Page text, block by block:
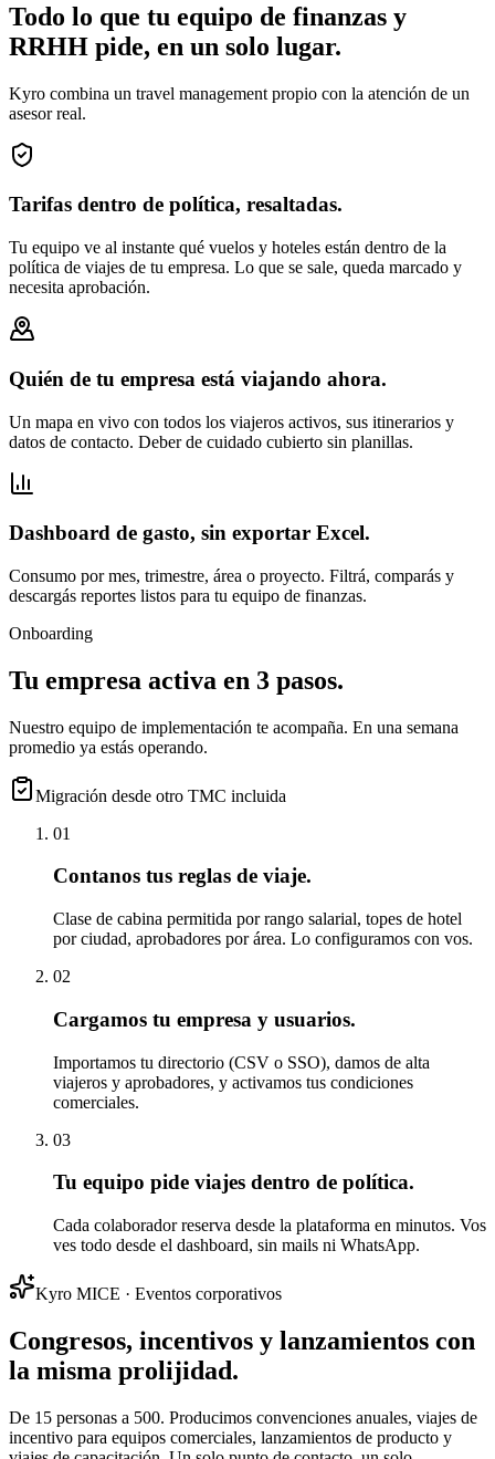
Todo lo que tu equipo de finanzas y
RRHH pide, en un solo lugar.
Kyro combina un travel management propio con la atención de un
asesor real.
Tarifas dentro de política, resaltadas.
Tu equipo ve al instante qué vuelos y hoteles están dentro de la
política de viajes de tu empresa. Lo que se sale, queda marcado y
necesita aprobación.
Quién de tu empresa está viajando ahora.
Un mapa en vivo con todos los viajeros activos, sus itinerarios y
datos de contacto. Deber de cuidado cubierto sin planillas.
Dashboard de gasto, sin exportar Excel.
Consumo por mes, trimestre, área o proyecto. Filtrá, comparás y
descargás reportes listos para tu equipo de finanzas.
Onboarding
Tu empresa activa en 3 pasos.
Nuestro equipo de implementación te acompaña. En una semana
promedio ya estás operando.
Migración desde otro TMC incluida
01
Contanos tus reglas de viaje.
Clase de cabina permitida por rango salarial, topes de hotel
por ciudad, aprobadores por área. Lo configuramos con vos.
02
Cargamos tu empresa y usuarios.
Importamos tu directorio (CSV o SSO), damos de alta
viajeros y aprobadores, y activamos tus condiciones
comerciales.
03
Tu equipo pide viajes dentro de política.
Cada colaborador reserva desde la plataforma en minutos. Vos
ves todo desde el dashboard, sin mails ni WhatsApp.
Kyro MICE · Eventos corporativos
Congresos, incentivos y lanzamientos con
la misma prolijidad.
De 15 personas a 500. Producimos convenciones anuales, viajes de
incentivo para equipos comerciales, lanzamientos de producto y